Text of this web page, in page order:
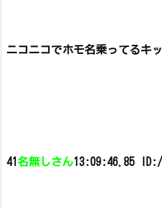
ニコニコでホモ名乗ってるキ
41 名無しさん13:09:46.85 ID:/